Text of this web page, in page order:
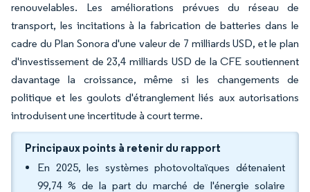
renouvelables. Les améliorations prévues du réseau de
transport, les incitations à la fabrication de batteries dans le
cadre du Plan Sonora d'une valeur de 7 milliards USD, et le plan
d'investissement de 23,4 milliards USD de la CFE soutiennent
davantage la croissance, même si les changements de
politique et les goulots d'étranglement liés aux autorisations
introduisent une incertitude à court terme.
Principaux points à retenir du rapport
En 2025, les systèmes photovoltaïques détenaient
99,74 % de la part du marché de l'énergie solaire